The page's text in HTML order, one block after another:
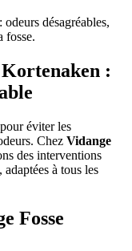
désagréables,
fosse.
Kortenaken :
éviter les
Chez Vidange
des interventions
à tous les
Fosse